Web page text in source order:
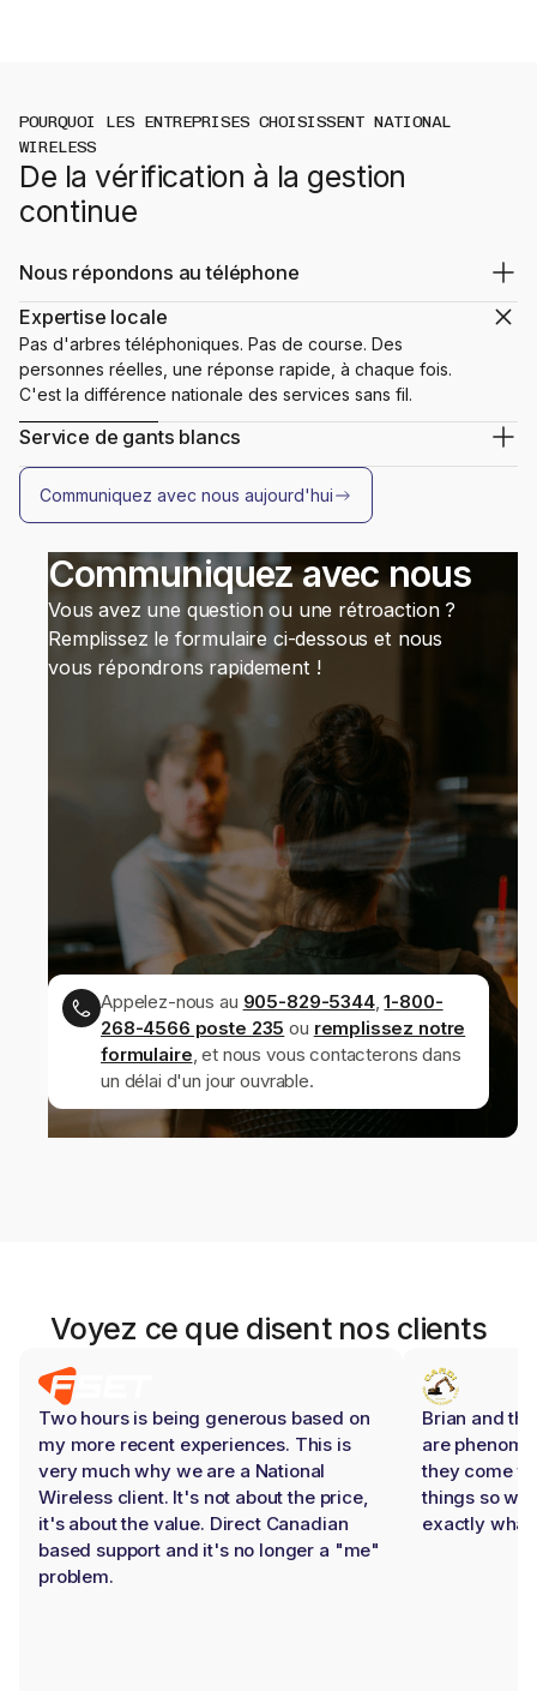
POURQUOI LES ENTREPRISES CHOISISSENT NATIONAL
WIRELESS
De la vérification à la gestion
continue
Nous répondons au téléphone
Pas d'arbres téléphoniques. Pas de course. Des
personnes réelles, une réponse rapide, à chaque fois.
C'est la différence nationale des services sans fil.
Expertise locale
Pas d'arbres téléphoniques. Pas de course. Des
personnes réelles, une réponse rapide, à chaque fois.
C'est la différence nationale des services sans fil.
Service de gants blancs
De la consultation au déploiement en passant par le
soutien continu, nous nous occupons de tout pour que
vous puissiez vous concentrer sur la gestion de votre
Communiquez avec nous aujourd'hui
Communiquez avec nous
Vous avez une question ou une rétroaction ?
Remplissez le formulaire ci-dessous et nous
vous répondrons rapidement !
Appelez-nous au 905-829-5344,1-800-
268-4566 poste 235 ou remplissez notre
formulaire, et nous vous contacterons dans
un délai d'un jour ouvrable.
Voyez ce que disent nos clients
Two hours is being generous based on
my more recent experiences. This is
very much why we are a National
Wireless client. It's not about the price,
it's about the value. Direct Canadian
based support and it's no longer a "me"
problem.
Brian and
are
they come
things so
exactly